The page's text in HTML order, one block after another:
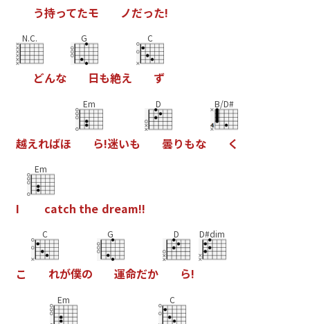
う持ってたモ ノだった!
N.C.
どんな
G
日も絶え
C
ず
越えればほ
Em
ら!迷いも
D
曇りもな
B/D#
く
I
Em
catch the dream!!
こ
C
れが僕の
G
運命だか
D
ら!
D#dim
Em C